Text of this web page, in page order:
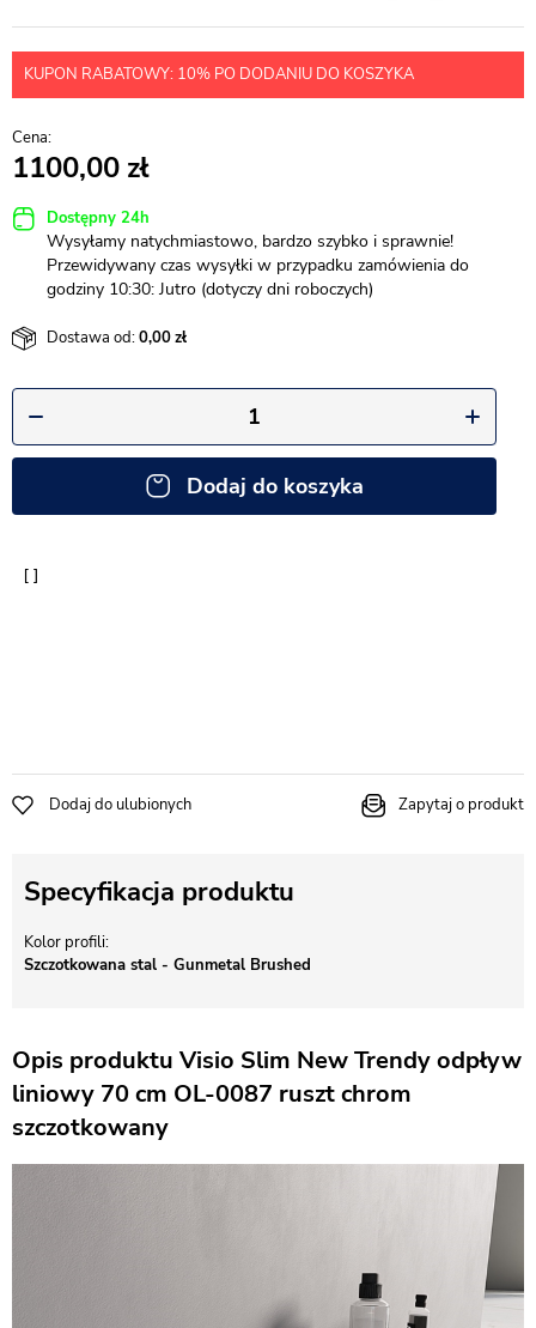
KUPON RABATOWY: 10% PO DODANIU DO KOSZYKA
1100,00
Dostępny 24h
Wysyłamy natychmiastowo, bardzo szybko i sprawnie!
Przewidywany czas wysyłki w przypadku zamówienia do
godziny 10:30: Jutro (dotyczy dni roboczych)
Dostawa od:0,00
Dodaj do koszyka
Dodaj do ulubionych Zapytaj o produkt
Specyfikacja produktu
Kolor profili
Szczotkowana stal - Gunmetal Brushed
Opis produktu Visio Slim New Trendy odpływ
liniowy 70 cm OL-0087 ruszt chrom
szczotkowany